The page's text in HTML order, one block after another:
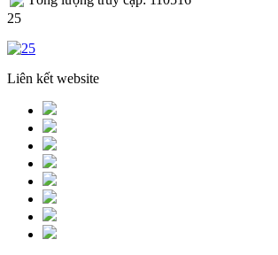
25
Liên kết website